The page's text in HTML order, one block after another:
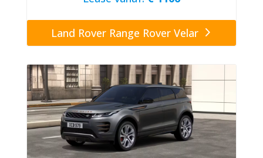
Land Rover Range Rover Velar